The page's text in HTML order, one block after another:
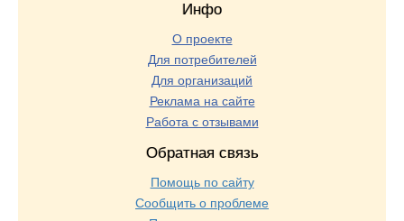
Инфо
О проекте
Для потребителей
Для организаций
Реклама на сайте
Работа с отзывами
Обратная связь
Помощь по сайту
Сообщить о проблеме